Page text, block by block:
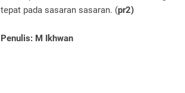
tepat pada sasaran sasaran. (pr2)
Penulis: M Ikhwan